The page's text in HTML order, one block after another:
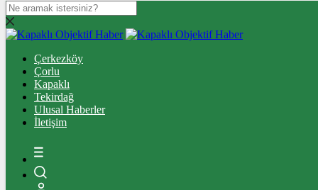
Çerkezköy
Çorlu
Kapaklı
Tekirdağ
Ulusal Haberler
İletişim
Çorlu
Tekirdağ
Süleymanpaşa
Ulusal Haberler
Spor